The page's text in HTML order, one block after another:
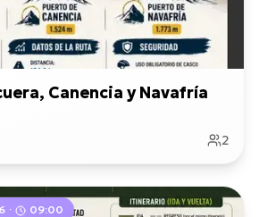
Canencia y Navafría
2
· 09:00